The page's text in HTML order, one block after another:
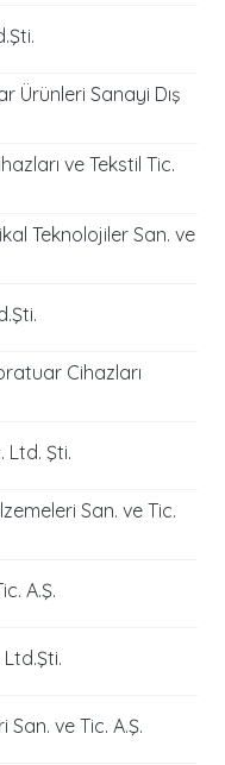
Ürünleri Sanayi Dış
ve Tekstil Tic.
Teknolojiler San. ve
Cihazları
Ltd. Şti.
San. ve Tic.
A.Ş.
ve Tic. A.Ş.